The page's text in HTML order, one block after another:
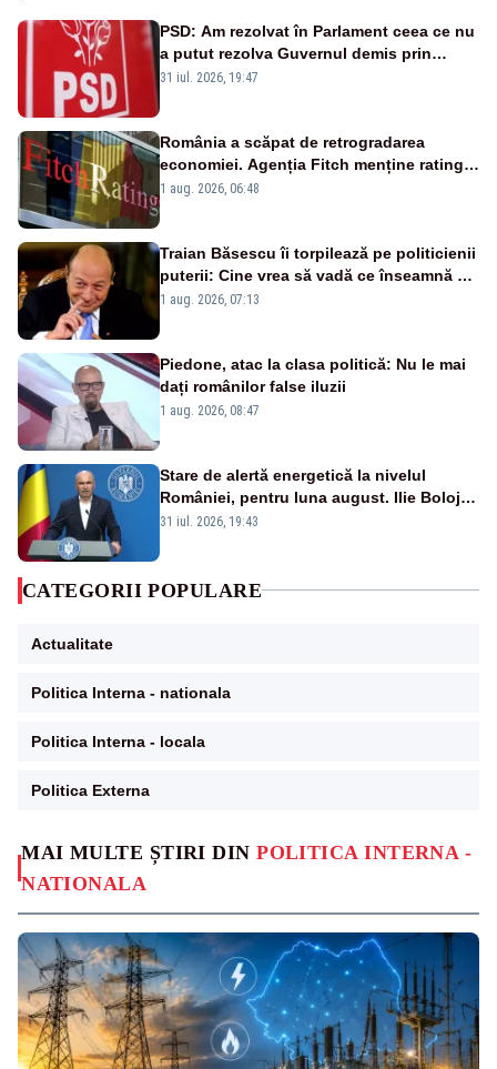
MAI MULTE ȘTIRI DINPOLITICA INTERNA -
NATIONALA
PSD: Am rezolvat în Parlament ceea ce nu
a putut rezolva Guvernul demis prin
moțiune de cenzură
31 iul. 2026, 19:47
România a scăpat de retrogradarea
economiei. Agenția Fitch menține ratingul
„BBB-” cu perspectivă negativă
1 aug. 2026, 06:48
Traian Băsescu îi torpilează pe politicienii
puterii: Cine vrea să vadă ce înseamnă să
fii prost, se uită la România
1 aug. 2026, 07:13
Piedone, atac la clasa politică: Nu le mai
dați românilor false iluzii
1 aug. 2026, 08:47
Stare de alertă energetică la nivelul
României, pentru luna august. Ilie Bolojan
a anunțat importuri și posibile restricții –
31 iul. 2026, 19:43
CATEGORII POPULARE
Actualitate
Politica Interna - nationala
Politica Interna - locala
Politica Externa